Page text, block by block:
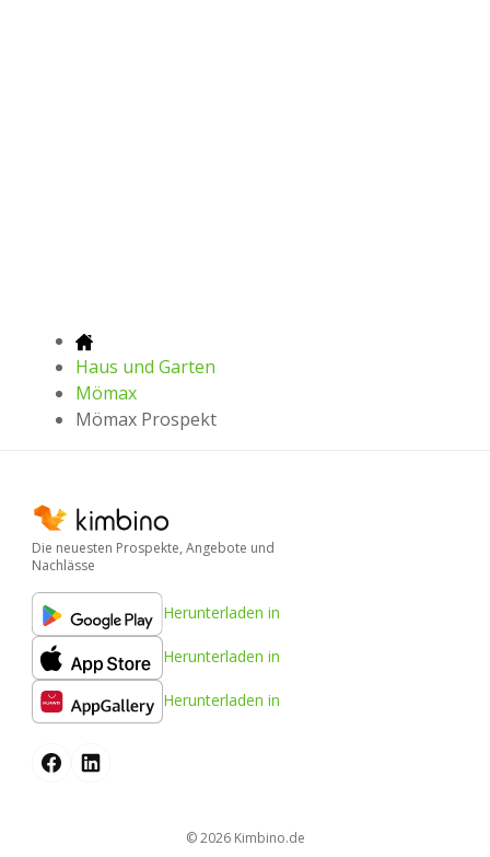
Haus und Garten
Mömax
Mömax Prospekt
Die neuesten Prospekte, Angebote und
Nachlässe
Herunterladen in
Herunterladen in
Herunterladen in
© 2026 kimbino.de